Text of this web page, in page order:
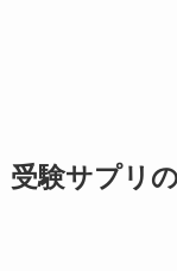
受験サプリ